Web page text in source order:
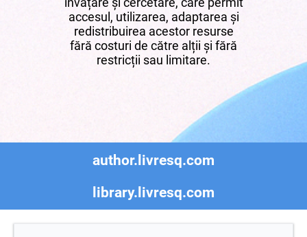
accesul, utilizarea, adaptarea și
redistribuirea acestor resurse
fără costuri de către alții și fără
restricții sau limitare.
author.livresq.com
library.livresq.com